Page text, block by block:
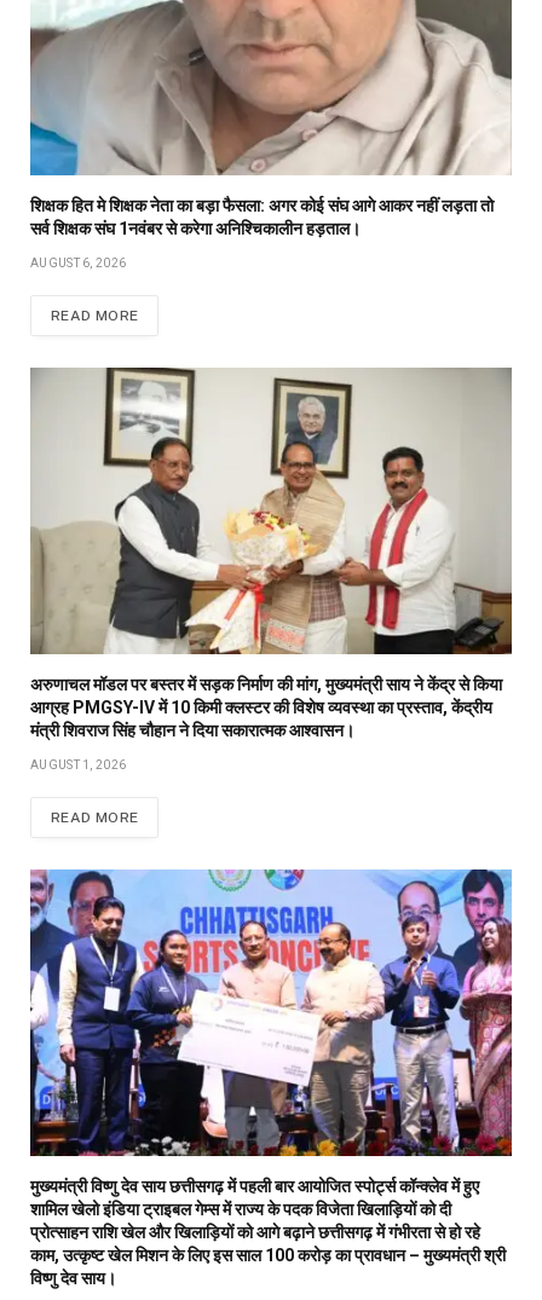
शिक्षक हित मे शिक्षक नेता का बड़ा फैसला: अगर कोई संघ आगे आकर नहीं लड़ता तो
सर्व शिक्षक संघ 1नवंबर से करेगा अनिश्चिकालीन हड़ताल।
AUGUST 6, 2026
READ MORE
अरुणाचल मॉडल पर बस्तर में सड़क निर्माण की मांग, मुख्यमंत्री साय ने केंद्र से किया
आग्रह PMGSY-IV में 10 किमी क्लस्टर की विशेष व्यवस्था का प्रस्ताव, केंद्रीय
मंत्री शिवराज सिंह चौहान ने दिया सकारात्मक आश्वासन।
AUGUST 1, 2026
READ MORE
मुख्यमंत्री विष्णु देव साय छत्तीसगढ़ में पहली बार आयोजित स्पोर्ट्स कॉन्क्लेव में हुए
शामिल खेलो इंडिया ट्राइबल गेम्स में राज्य के पदक विजेता खिलाड़ियों को दी
प्रोत्साहन राशि खेल और खिलाड़ियों को आगे बढ़ाने छत्तीसगढ़ में गंभीरता से हो रहे
काम, उत्कृष्ट खेल मिशन के लिए इस साल 100 करोड़ का प्रावधान – मुख्यमंत्री श्री
विष्णु देव साय।